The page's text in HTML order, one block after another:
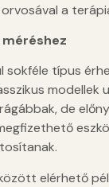
a
típus
de
elérhető